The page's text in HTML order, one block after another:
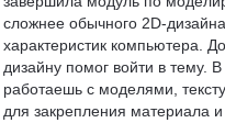
сложнее обычного 2D-
характеристик компьютера.
дизайну помог войти в тему.
работаешь с моделями,
для закрепления материала